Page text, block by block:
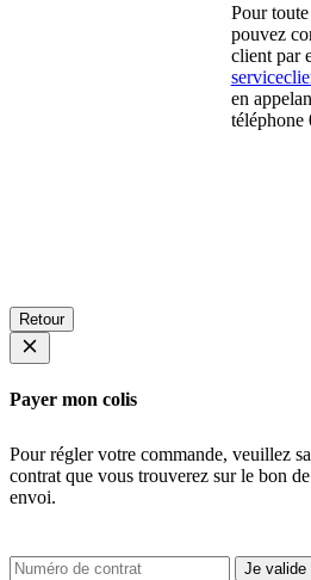
Pour
pouvez
client par
en
téléphone
Retour
Payer mon colis
Pour régler votre commande, veuillez
contrat que vous trouverez sur le bon
envoi.
Je valide